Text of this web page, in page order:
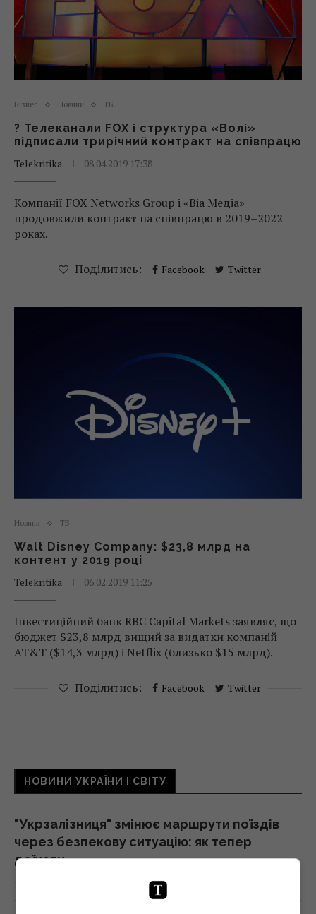
Бізнес Новини ТБ
? Телеканали FOX і структура «Волі»
підписали трирічний контракт на співпрацю
Telekritika
08.04.2019 17:38
Компанії FOX Networks Group і «Віа Медіа»
продовжили контракт на співпрацю в 2019–2022
роках.
Поділитись: Facebook Twitter
Новини ТБ
Walt Disney Company: $23,8 млрд на
контент у 2019 році
Telekritika
06.02.2019 11:25
Інвестиційний банк RBC Capital Markets заявляє, що
бюджет $23,8 млрд вищий за видатки компаній
AT&T ($14,3 млрд) і Netflix (близько $15 млрд).
Поділитись: Facebook Twitter
НОВИНИ УКРАЇНИ І СВІТУ
"Укрзалізниця" змінює маршрути поїздів
через безпекову ситуацію: як тепер
доїхати